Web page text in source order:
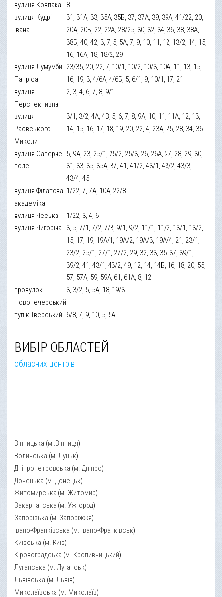
вулиця Ковпака
8
вулиця Кудрі
Івана
31, 31А, 33, 35А, 35Б, 37, 37А, 39, 39А, 41/22, 20,
20А, 20Б, 22, 22А, 28/25, 30, 32, 34, 36, 38, 38А,
38Б, 40, 42, 3, 7, 5, 5А, 7, 9, 10, 11, 12, 13/2, 14, 15,
16, 16А, 18, 18/2, 29
вулиця Лумумби
Патріса
23/35, 20, 22, 7, 10/1, 10/2, 10/3, 10А, 11, 13, 15,
16, 19, 3, 4/6А, 4/6Б, 5, 6/1, 9, 10/1, 17, 21
вулиця
Перспективна
2, 3, 4, 6, 7, 8, 9/1
вулиця
Раєвського
Миколи
3/1, 3/2, 4А, 4В, 5, 6, 7, 8, 9А, 10, 11, 11А, 12, 13,
14, 15, 16, 17, 18, 19, 20, 22, 4, 23А, 25, 28, 34, 36
вулиця Саперне
поле
5, 9А, 23, 25/1, 25/2, 25/3, 26, 26А, 27, 28, 29, 30,
31, 33, 35, 35А, 37, 41, 41/2, 43/1, 43/2, 43/3,
43/4, 45
вулиця Філатова
академіка
1/22, 7, 7А, 10А, 22/8
вулиця Чеська
1/22, 3, 4, 6
вулиця Чигоріна
3, 5, 7/1, 7/2, 7/3, 9/1, 9/2, 11/1, 11/2, 13/1, 13/2,
15, 17, 19, 19А/1, 19А/2, 19А/3, 19А/4, 21, 23/1,
23/2, 25/1, 27/1, 27/2, 29, 32, 33, 35, 37, 39/1,
39/2, 41, 43/1, 43/2, 49, 12, 14, 14Б, 16, 18, 20, 55,
57, 57А, 59, 59А, 61, 61А, 8, 12
провулок
Новопечерський
3, 3/2, 5, 5А, 18, 19/3
тупік Тверський 6/8, 7, 9, 10, 5, 5А
ВИБІР ОБЛАСТЕЙ
обласних центрів
Вінницька (м .Вінниця)
Волинська (м. Луцьк)
Дніпропетровська (м. Дніпро)
Донецька (м. Донецьк)
Житомирська (м. Житомир)
Закарпатська (м. Ужгород)
Запорізька (м. Запоріжжя)
Івано-Франківська (м. Івано-Франківськ)
Київська (м. Київ)
Кіровоградська (м. Кропивницький)
Луганська (м. Луганськ)
Львівська (м. Львів)
Миколаївська (м. Миколаїв)